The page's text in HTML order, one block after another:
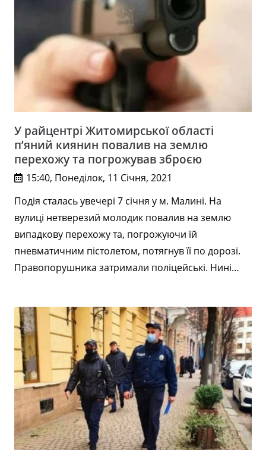
У райцентрі Житомирської області
п’яний киянин повалив на землю
перехожу та погрожував зброєю
15:40, Понеділок, 11 Січня, 2021
Подія сталась увечері 7 січня у м. Малині. На
вулиці нетверезий молодик повалив на землю
випадкову перехожу та, погрожуючи їй
пневматичним пістолетом, потягнув її по дорозі.
Правопорушника затримали поліцейські. Нині…